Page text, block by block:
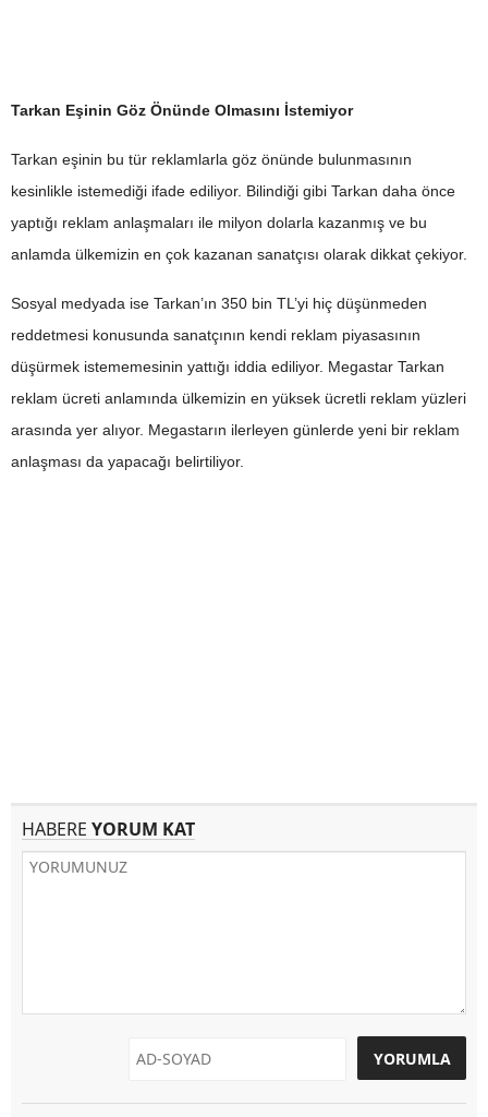
Tarkan Eşinin Göz Önünde Olmasını İstemiyor
Tarkan eşinin bu tür reklamlarla göz önünde bulunmasının
kesinlikle istemediği ifade ediliyor. Bilindiği gibi Tarkan daha önce
yaptığı reklam anlaşmaları ile milyon dolarla kazanmış ve bu
anlamda ülkemizin en çok kazanan sanatçısı olarak dikkat çekiyor.
Sosyal medyada ise Tarkan’ın 350 bin TL’yi hiç düşünmeden
reddetmesi konusunda sanatçının kendi reklam piyasasının
düşürmek istememesinin yattığı iddia ediliyor. Megastar Tarkan
reklam ücreti anlamında ülkemizin en yüksek ücretli reklam yüzleri
arasında yer alıyor. Megastarın ilerleyen günlerde yeni bir reklam
anlaşması da yapacağı belirtiliyor.
HABERE YORUM KAT